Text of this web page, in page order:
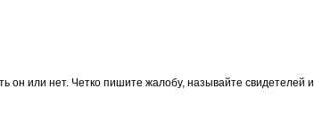
он или нет. Четко пишите жалобу, называйте свидетелей